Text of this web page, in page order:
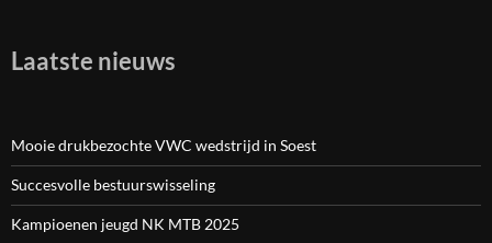
Laatste nieuws
Mooie drukbezochte VWC wedstrijd in Soest
Succesvolle bestuurswisseling
Kampioenen jeugd NK MTB 2025